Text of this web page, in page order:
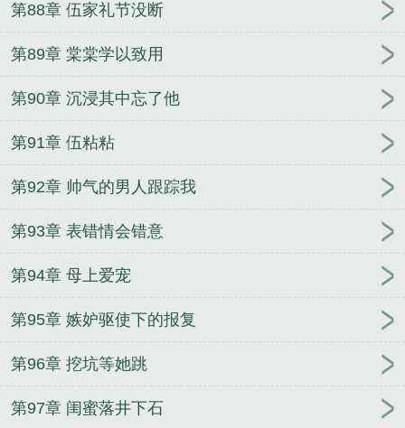
第88章 伍家礼节没断
第89章 棠棠学以致用
第90章 沉浸其中忘了他
第91章 伍粘粘
第92章 帅气的男人跟踪我
第93章 表错情会错意
第94章 母上爱宠
第95章 嫉妒驱使下的报复
第96章 挖坑等她跳
第97章 闺蜜落井下石